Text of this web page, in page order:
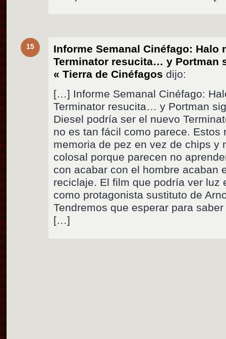
15
Informe Semanal Cinéfago: Halo
Terminator resucita… y Portman
« Tierra de Cinéfagos dijo:
[…] Informe Semanal Cinéfago:
Terminator resucita… y Portman
Diesel podría ser el nuevo
no es tan fácil como parece. Estos
memoria de pez en vez de chips y
colosal porque parecen no
con acabar con el hombre acaban
reciclaje. El film que podría ver luz
como protagonista sustituto de
Tendremos que esperar para
[…]